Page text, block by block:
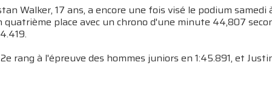
Walker, 17 ans, a encore une fois visé le podium samedi
place avec un chrono d'une minute 44,807
rang à l'épreuve des hommes juniors en 1:45.891, et